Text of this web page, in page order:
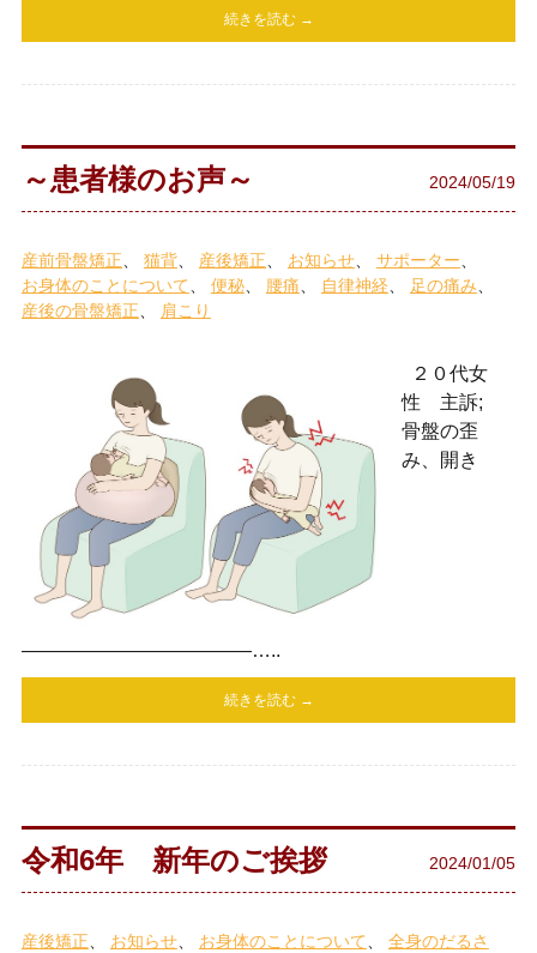
続きを読む →
～患者様のお声～ 2024/05/19
産前骨盤矯正 猫背 産後矯正 お知らせ
サポーター
お身体のことについて
便秘 腰痛 自律神経
足の痛み
産後の骨盤矯正
肩こり
２０代女
性 主訴;
骨盤の歪
み、開き
————————————…..
続きを読む →
令和6年 新年のご挨拶 2024/01/05
産後矯正 お知らせ お身体のことについて 全身のだるさ